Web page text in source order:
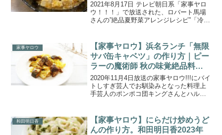
2021年8月17日 テレビ朝日系「家事ヤロ
ウ！！！」で放送された、ロバート馬場
さんの”絶品夏野菜アレンジレシピ”「冷や
ンチさんのお２人が、今が旬の夏野菜を
使って冷たい...
家事ヤロウ
【家事ヤロウ】浜名ランチ「無限
サバ缶キャベツ」の作り方｜ピー
ラーの魔術師 秋の味覚絶品料理
レシピ
2020年11月4日放送の家事ヤロウ!!!にバイ
トしすぎ芸人でお馴染みとなった料理上
手芸人のポンポコ団キングさんとハルカ
た絶品料理を披露しました。こちらで
は、ピーラーの...
和田明日香
【家事ヤロウ】にらだけ炒めうど
んの作り方。和田明日香2023年